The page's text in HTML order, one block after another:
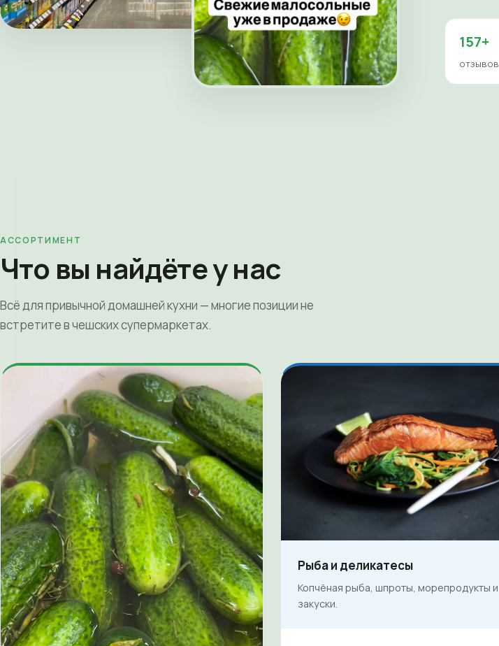
157+
отзывов
АССОРТИМЕНТ
Что вы найдёте у нас
Всё для привычной домашней кухни — многие позиции не
встретите в чешских супермаркетах.
Рыба и деликатесы
Копчёная рыба, шпроты, морепродукты и
закуски.